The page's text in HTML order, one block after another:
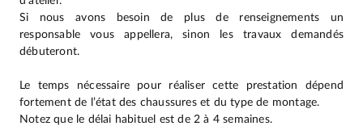
Si nous avons besoin de plus de renseignements un
responsable vous appellera, sinon les travaux demandés
débuteront.
Le temps nécessaire pour réaliser cette prestation dépend
fortement de l’état des chaussures et du type de montage.
Notez que le délai habituel est de 2 à 4 semaines.